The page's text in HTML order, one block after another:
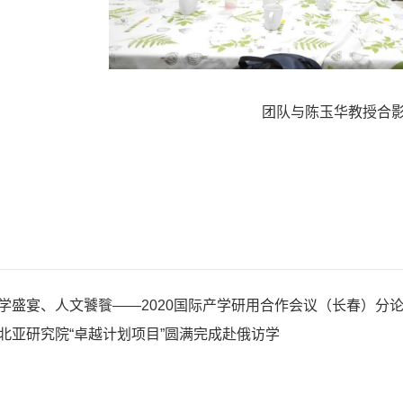
团队与陈玉华教授合
盛宴、人文饕餮——2020国际产学研用合作会议（长春）分
亚研究院“卓越计划项目”圆满完成赴俄访学